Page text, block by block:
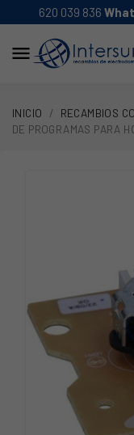
620 039 836

INICIO RECAMBIOS
DE PROGRAMAS PARA